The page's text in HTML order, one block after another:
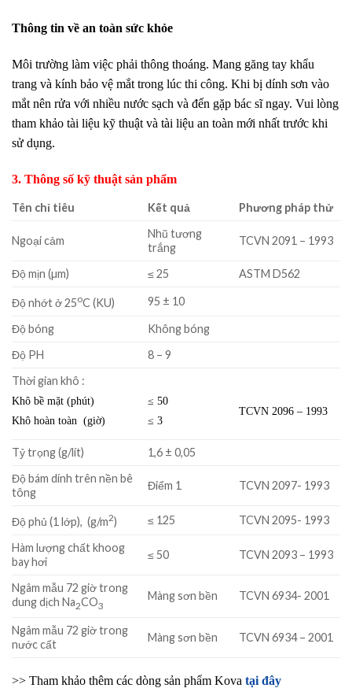
Thông tin về an toàn sức khỏe
Môi trường làm việc phải thông thoáng. Mang găng tay khẩu
trang và kính bảo vệ mắt trong lúc thi công. Khi bị dính sơn vào
mắt nên rửa với nhiều nước sạch và đến gặp bác sĩ ngay. Vui lòng
tham khảo tài liệu kỹ thuật và tài liệu an toàn mới nhất trước khi
sử dụng.
3. Thông số kỹ thuật sản phẩm
Tên chỉ tiêu Kết quả Phương pháp thử
Ngoại cảm
Nhũ tương
trắng
TCVN 2091 – 1993
Độ mịn (µm) ≤ 25 ASTM D562
Độ nhớt ở 25oC (KU) 95 ± 10
Độ bóng
Không bóng
Độ PH
8 – 9
Thời gian khô :
Khô bề mặt (phút)
Khô hoàn toàn (giờ)
≤ 50
≤ 3
TCVN 2096 – 1993
Tỷ trọng (g/lít)
1,6 ± 0,05
Độ bám dính trên nền bê
tông
Điểm 1 TCVN 2097- 1993
Độ phủ (1 lớp), (g/m2) ≤ 125 TCVN 2095- 1993
Hàm lượng chất khoog
bay hơi
≤ 50 TCVN 2093 – 1993
Ngâm mẫu 72 giờ trong
dung dịch Na2CO3
Màng sơn bền TCVN 6934- 2001
Ngâm mẫu 72 giờ trong
nước cất
Màng sơn bền TCVN 6934 – 2001
>> Tham khảo thêm các dòng sản phẩm Kova tại đây